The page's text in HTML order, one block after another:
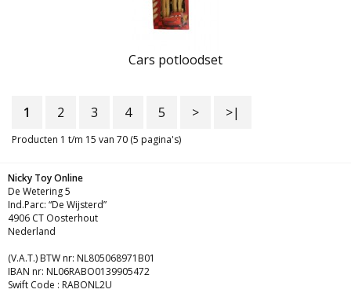
Cars potloodset
1 2 3 4 5 > >|
Producten 1 t/m 15 van 70 (5 pagina's)
Nicky Toy Online
De Wetering 5
Ind.Parc: “De Wijsterd”
4906 CT Oosterhout
Nederland
(V.A.T.) BTW nr: NL805068971B01
IBAN nr: NL06RABO0139905472
Swift Code : RABONL2U